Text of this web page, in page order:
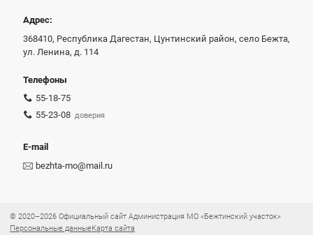
Адрес:
368410, Республика Дагестан, Цунтинский район, село Бежта,
ул. Ленина, д. 114
Телефоны
55-18-75
55-23-08 доверия
E-mail
bezhta-mo@mail.ru
© 2020–2026 Официальный сайт Администрация МО «Бежтинский участок»
Персональные данныеКарта сайта